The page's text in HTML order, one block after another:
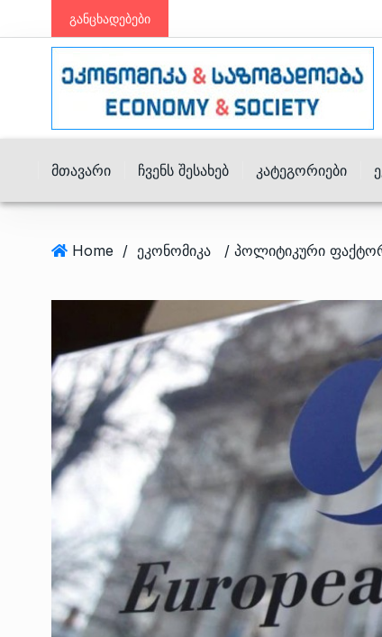
განცხადებები
Მთავარი Ჩვენს Შესახებ Კატეგორიები
Home / ეკონომიკა